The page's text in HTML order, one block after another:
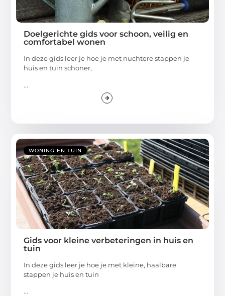
Doelgerichte gids voor schoon, veilig en
comfortabel wonen
In deze gids leer je hoe je met nuchtere stappen je
huis en tuin schoner,
...
WONING EN TUIN
Gids voor kleine verbeteringen in huis en
tuin
In deze gids leer je hoe je met kleine, haalbare
stappen je huis en tuin
...